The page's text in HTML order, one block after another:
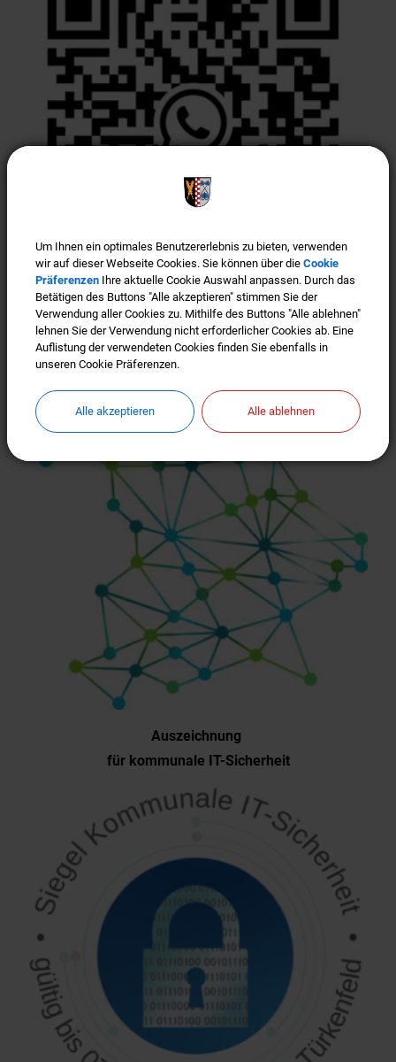
Türkenfeld ist "Gigabit-Region"
Auszeichnung
für kommunale IT-Sicherheit
Um Ihnen ein optimales Benutzererlebnis zu bieten, verwenden
wir auf dieser Webseite Cookies. Sie können über die Cookie
Präferenzen Ihre aktuelle Cookie Auswahl anpassen. Durch das
Betätigen des Buttons "Alle akzeptieren" stimmen Sie der
Verwendung aller Cookies zu. Mithilfe des Buttons "Alle ablehnen"
lehnen Sie der Verwendung nicht erforderlicher Cookies ab. Eine
Auflistung der verwendeten Cookies finden Sie ebenfalls in
unseren Cookie Präferenzen.
Alle akzeptieren Alle ablehnen
Um Ihnen ein optimales Benutzererlebnis zu bieten, verwenden
wir auf dieser Webseite Cookies. Sie können über die Cookie
Präferenzen Ihre aktuelle Cookie Auswahl anpassen. Durch das
Betätigen des Buttons "Alle akzeptieren" stimmen Sie der
Verwendung aller Cookies zu. Mithilfe des Buttons "Alle ablehnen"
lehnen Sie der Verwendung nicht erforderlicher Cookies ab. Eine
Auflistung der verwendeten Cookies finden Sie ebenfalls in
unseren Cookie Präferenzen.
Alle akzeptieren Alle ablehnen